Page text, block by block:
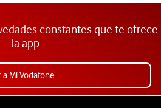
constantes que te ofrece
la app
a Mi Vodafone